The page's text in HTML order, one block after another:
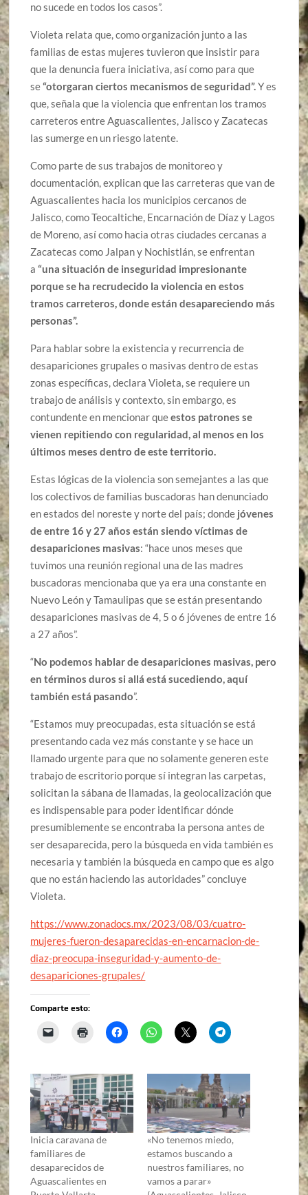
no sucede en todos los casos”.
Violeta relata que, como organización junto a las
familias de estas mujeres tuvieron que insistir para
que la denuncia fuera iniciativa, así como para que
se“otorgaran ciertos mecanismos de seguridad”.Y es
que, señala que la violencia que enfrentan los tramos
carreteros entre Aguascalientes, Jalisco y Zacatecas
las sumerge en un riesgo latente.
Como parte de sus trabajos de monitoreo y
documentación, explican que las carreteras que van de
Aguascalientes hacia los municipios cercanos de
Jalisco, como Teocaltiche, Encarnación de Díaz y Lagos
de Moreno, así como hacia otras ciudades cercanas a
Zacatecas como Jalpan y Nochistlán, se enfrentan
a“una situación de inseguridad impresionante
porque se ha recrudecido la violencia en estos
tramos carreteros, donde están desapareciendo más
personas”.
Para hablar sobre la existencia y recurrencia de
desapariciones grupales o masivas dentro de estas
zonas específicas, declara Violeta, se requiere un
trabajo de análisis y contexto, sin embargo, es
contundente en mencionar queestos patrones se
vienen repitiendo con regularidad, al menos en los
últimos meses dentro de este territorio.
Estas lógicas de la violencia son semejantes a las que
los colectivos de familias buscadoras han denunciado
en estados del noreste y norte del país; donde jóvenes
de entre 16 y 27 años están siendo víctimas de
desapariciones masivas: “hace unos meses que
tuvimos una reunión regional una de las madres
buscadoras mencionaba que ya era una constante en
Nuevo León y Tamaulipas que se están presentando
desapariciones masivas de 4, 5 o 6 jóvenes de entre 16
a 27 años”.
“No podemos hablar de desapariciones masivas, pero
en términos duros si allá está sucediendo, aquí
también está pasando”.
“Estamos muy preocupadas, esta situación se está
presentando cada vez más constante y se hace un
llamado urgente para que no solamente generen este
trabajo de escritorio porque sí integran las carpetas,
solicitan la sábana de llamadas, la geolocalización que
es indispensable para poder identificar dónde
presumiblemente se encontraba la persona antes de
ser desaparecida, pero la búsqueda en vida también es
necesaria y también la búsqueda en campo que es algo
que no están haciendo las autoridades” concluye
Violeta.
https://www.zonadocs.mx/2023/08/03/cuatro-
mujeres-fueron-desaparecidas-en-encarnacion-de-
diaz-preocupa-inseguridad-y-aumento-de-
desapariciones-grupales/
Comparte esto:
Inicia caravana de
familiares de
desaparecidos de
Aguascalientes en
«No tenemos miedo,
estamos buscando a
nuestros familiares, no
vamos a parar»